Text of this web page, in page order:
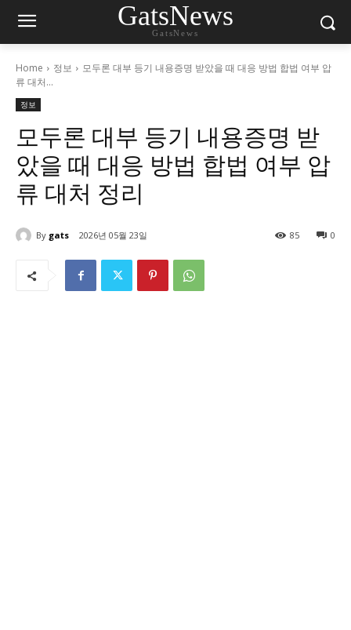
GatsNews
GatsNews
Home 정보
모두론 대부 등기 내용증명 받았을 때 대응 방법 합법 여부 압
류 대처...
정보
모두론 대부 등기 내용증명 받
았을 때 대응 방법 합법 여부 압
류 대처 정리
By gats 2026년 05월 23일 0
85